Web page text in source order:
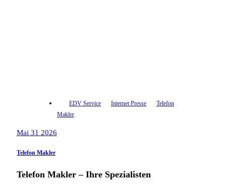
EDV Service Internet Presse
Telefon
Makler
Mai 31 2026
Telefon Makler
Telefon Makler – Ihre Spezialisten